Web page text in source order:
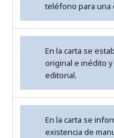
teléfono para una
En la carta se
original e inédito
editorial.
En la carta se
existencia de